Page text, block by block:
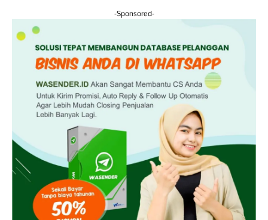
-Sponsored-